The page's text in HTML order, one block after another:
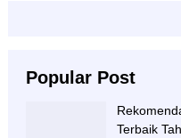
Popular Post
Terbaik